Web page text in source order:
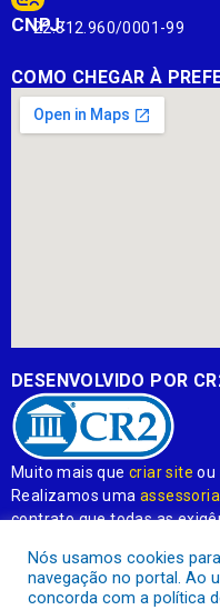
CNPJ:
22.812.960/0001-99
COMO CHEGAR À
DESENVOLVIDO POR
Muito mais quecriar site ou
Realizamos umaassessoria
contrato que todas as
Conheça oPNTP e oRadar
Nós usamos cookies
navegação no portal. Ao
concorda com a política